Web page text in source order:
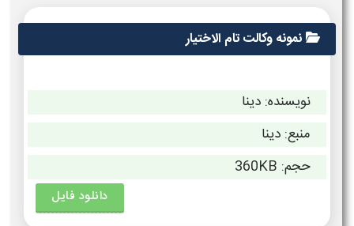
نمونه وکالت تام الاختیار
نویسنده: دینا
منبع: دینا
حجم: 360KB
دانلود فایل